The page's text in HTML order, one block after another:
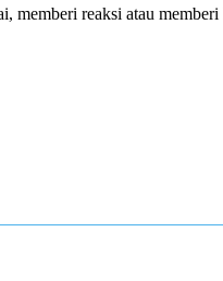
memberi reaksi atau